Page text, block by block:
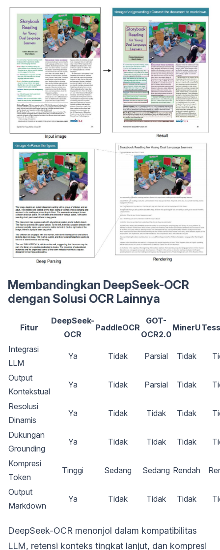
Membandingkan DeepSeek-OCR
dengan Solusi OCR Lainnya
Fitur
DeepSeek-
OCR
PaddleOCR
GOT-
OCR2.0
MinerU
Integrasi
LLM
Ya Tidak Parsial Tidak
Output
Kontekstual
Ya Tidak Parsial Tidak
Resolusi
Dinamis
Ya Tidak Tidak Tidak
Dukungan
Grounding
Ya Tidak Tidak Tidak
Kompresi
Token
Tinggi Sedang Sedang Rendah
Output
Markdown
Ya Tidak Tidak Tidak
DeepSeek-OCR menonjol dalam kompatibilitas
LLM, retensi konteks tingkat lanjut, dan kompresi